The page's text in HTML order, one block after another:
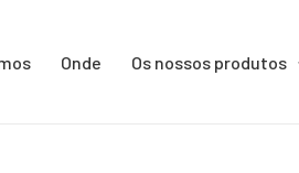
Onde Os nossos produtos